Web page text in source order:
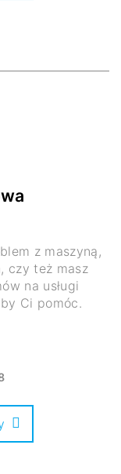
z maszyną,
czy też masz
na usługi
Ci pomóc.